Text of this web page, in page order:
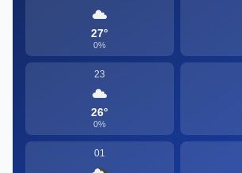
27°
0%
23
26°
0%
01